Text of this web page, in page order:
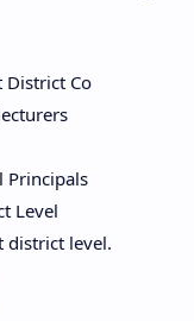
District Co
Principals
Level
district level.